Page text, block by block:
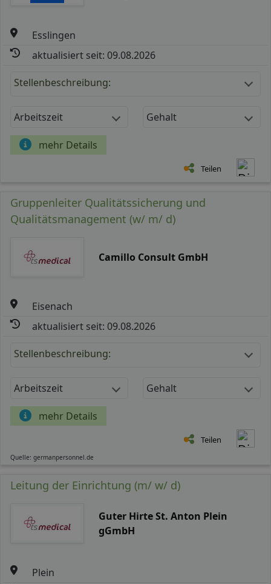
Esslingen
aktualisiert seit: 09.08.2026
Stellenbeschreibung:
Arbeitszeit Gehalt
mehr Details
Teilen
Gruppenleiter Qualitätssicherung und
Qualitätsmanagement (w/ m/ d)
Camillo Consult GmbH
Eisenach
aktualisiert seit: 09.08.2026
Stellenbeschreibung:
Arbeitszeit Gehalt
mehr Details
Teilen
Quelle: germanpersonnel.de
Leitung der Einrichtung (m/ w/ d)
Guter Hirte St. Anton Plein
gGmbH
Plein